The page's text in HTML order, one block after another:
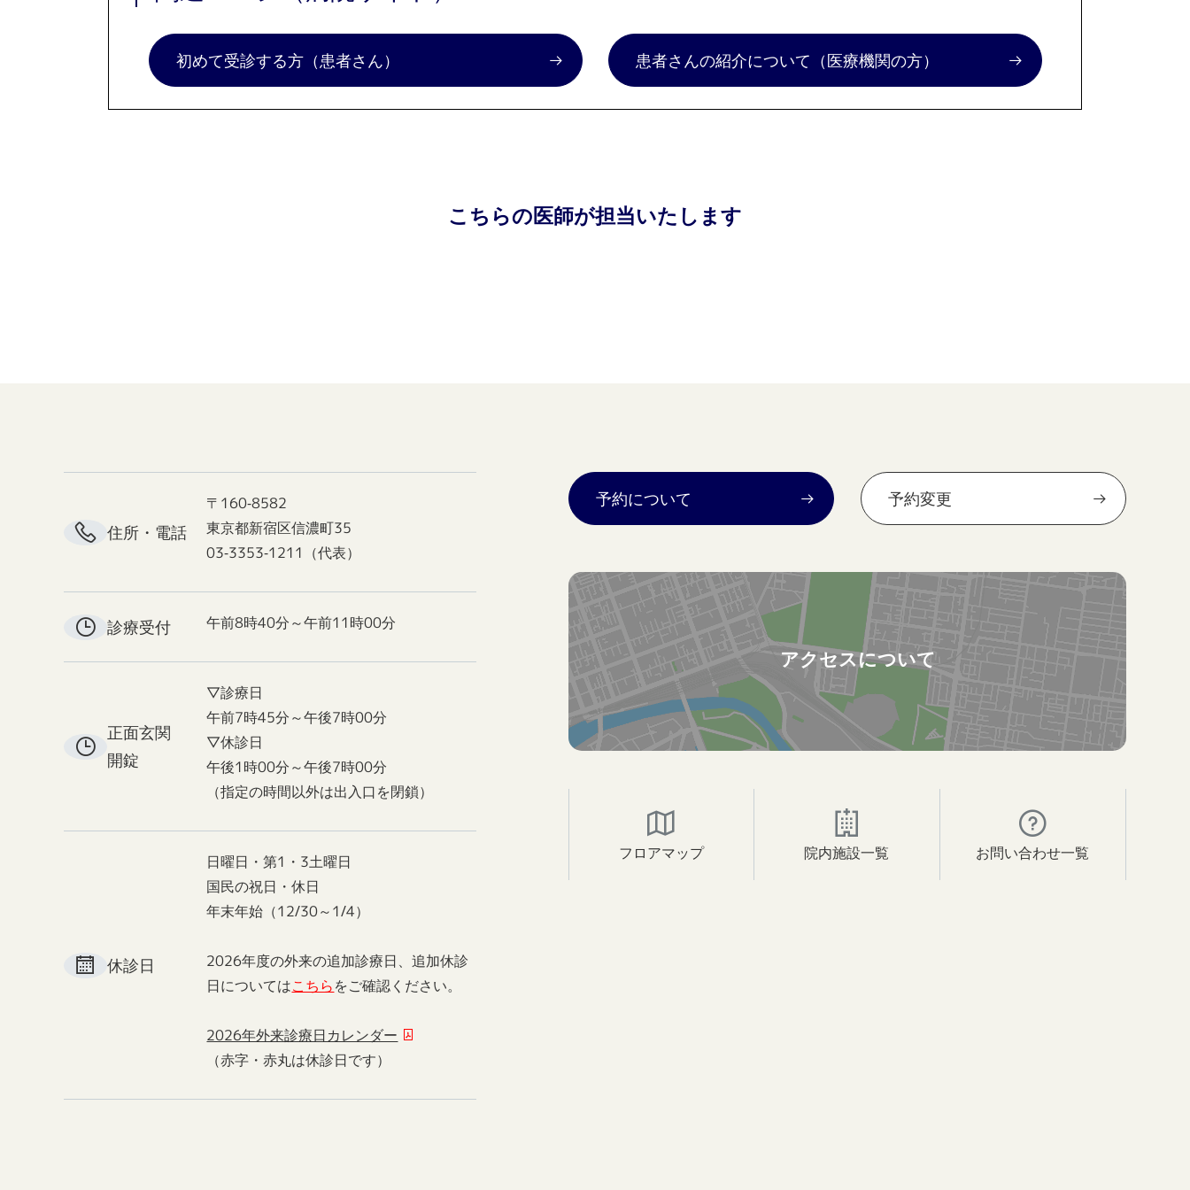
初めて受診する方（患者さん） 患者さんの紹介について （医療機関の方）
こちらの医師が担当いたします
住所・電話
〒160-8582
東京都新宿区信濃町35
03-3353-1211（代表）
診療受付 午前8時40分～午前11時00分
正面玄関
開錠
▽診療日
午前7時45分～午後7時00分
▽休診日
午後1時00分～午後7時00分
（指定の時間以外は出入口を閉鎖）
休診日
日曜日・第1・3土曜日
国民の祝日・休日
年末年始（12/30～1/4）
2026年度の外来の追加診療日、追加休診
日についてはこちらをご確認ください。
2026年外来診療日カレンダー
（赤字・赤丸は休診日です）
予約について 予約変更
アクセスについて
フロアマップ 院内施設一覧 お問い合わせ一覧